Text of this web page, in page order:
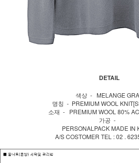
DETAIL
색상 - MELANGE
명칭 - PREMIUM WOOL
소재 - PREMIUM WOOL 80%
가공 -
PERSONALPACK MADE IN
A/S COSTOMER TEL : 02 .